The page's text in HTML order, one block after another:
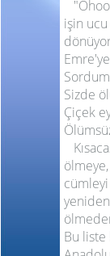
işin ucu
Sizde
Çiçek
Bu liste